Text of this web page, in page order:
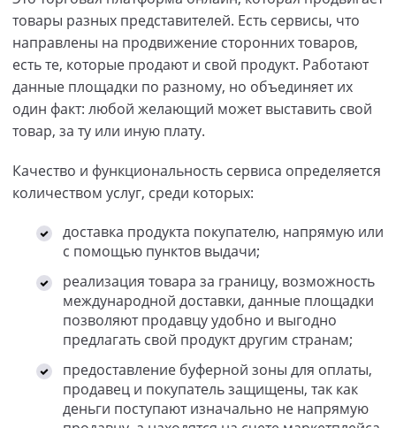
товары разных представителей. Есть сервисы, что
направлены на продвижение сторонних товаров,
есть те, которые продают и свой продукт. Работают
данные площадки по разному, но объединяет их
один факт: любой желающий может выставить свой
товар, за ту или иную плату.
Качество и функциональность сервиса определяется
количеством услуг, среди которых:
доставка продукта покупателю, напрямую или
с помощью пунктов выдачи;
реализация товара за границу, возможность
международной доставки, данные площадки
позволяют продавцу удобно и выгодно
предлагать свой продукт другим странам;
предоставление буферной зоны для оплаты,
продавец и покупатель защищены, так как
деньги поступают изначально не напрямую